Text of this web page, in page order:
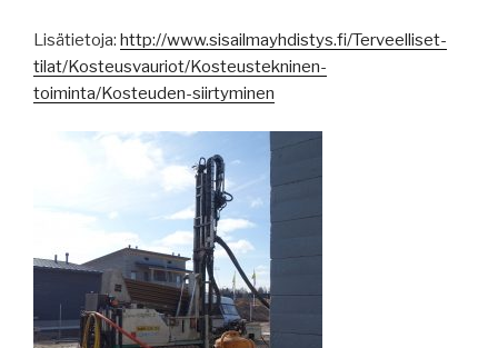
Lisätietoja: http://www.sisailmayhdistys.fi/Terveelliset-
tilat/Kosteusvauriot/Kosteustekninen-
toiminta/Kosteuden-siirtyminen